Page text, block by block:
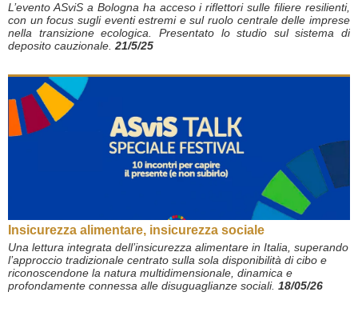
L’evento ASviS a Bologna ha acceso i riflettori sulle filiere resilienti,
con un focus sugli eventi estremi e sul ruolo centrale delle imprese
nella transizione ecologica. Presentato lo studio sul sistema di
deposito cauzionale.21/5/25
Insicurezza alimentare, insicurezza sociale
Una lettura integrata dell’insicurezza alimentare in Italia, supe­rando
l’approccio tradizionale centrato sulla sola disponibilità di cibo e
riconoscendone la natura multidimensionale, dinamica e
profondamente connessa alle disuguaglianze sociali. 18/05/26